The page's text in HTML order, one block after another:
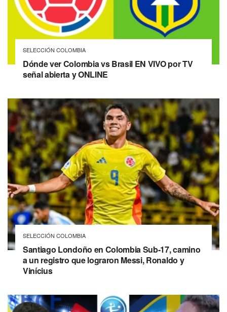
SELECCIÓN COLOMBIA
Dónde ver Colombia vs Brasil EN VIVO por TV
señal abierta y ONLINE
SELECCIÓN COLOMBIA
Santiago Londoño en Colombia Sub-17, camino
a un registro que lograron Messi, Ronaldo y
Vinícius